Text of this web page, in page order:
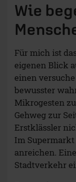
Wie
Für mich ist
eigenen Blick
einen
bewusster
Mikrogesten
Gehweg zur
Erstklässler
Im Supermarkt
anreichen.
Stadtverkehr